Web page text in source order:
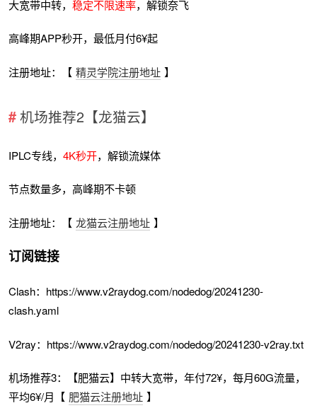
大宽带中转，稳定不限速率，解锁奈飞
高峰期APP秒开，最低月付6¥起
注册地址：【 精灵学院注册地址 】
机场推荐2【龙猫云】
IPLC专线，4K秒开，解锁流媒体
节点数量多，高峰期不卡顿
注册地址：【 龙猫云注册地址 】
订阅链接
Clash：https://www.v2raydog.com/nodedog/20241230-
clash.yaml
V2ray：https://www.v2raydog.com/nodedog/20241230-v2ray.txt
机场推荐3：【肥猫云】中转大宽带，年付72¥，每月60G流量，
平均6¥/月【 肥猫云注册地址 】